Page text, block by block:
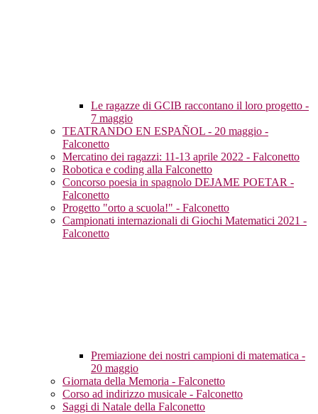
Le ragazze di GCIB raccontano il loro progetto -
7 maggio
TEATRANDO EN ESPAÑOL - 20 maggio -
Falconetto
Mercatino dei ragazzi: 11-13 aprile 2022 - Falconetto
Robotica e coding alla Falconetto
Concorso poesia in spagnolo DEJAME POETAR -
Falconetto
Progetto "orto a scuola!" - Falconetto
Campionati internazionali di Giochi Matematici 2021 -
Falconetto
Premiazione dei nostri campioni di matematica -
20 maggio
Giornata della Memoria - Falconetto
Corso ad indirizzo musicale - Falconetto
Saggi di Natale della Falconetto